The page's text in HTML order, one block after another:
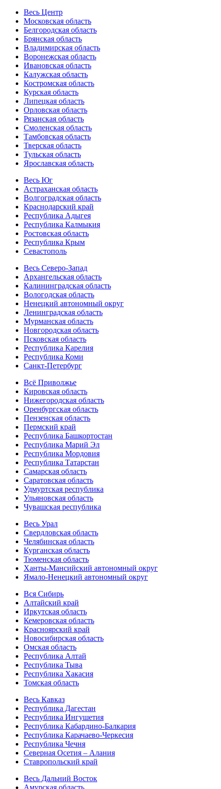
Весь Центр
Московская область
Белгородская область
Брянская область
Владимирская область
Воронежская область
Ивановская область
Калужская область
Костромская область
Курская область
Липецкая область
Орловская область
Рязанская область
Смоленская область
Тамбовская область
Тверская область
Тульская область
Ярославская область
Весь Юг
Астраханская область
Волгоградская область
Краснодарский край
Республика Адыгея
Республика Калмыкия
Ростовская область
Республика Крым
Севастополь
Весь Северо-Запад
Архангельская область
Калининградская область
Вологодская область
Ненецкий автономный округ
Ленинградская область
Мурманская область
Новгородская область
Псковская область
Республика Карелия
Республика Коми
Санкт-Петербург
Всё Приволжье
Кировская область
Нижегородская область
Оренбургская область
Пензенская область
Пермский край
Республика Башкортостан
Республика Марий Эл
Республика Мордовия
Республика Татарстан
Самарская область
Саратовская область
Удмуртская республика
Ульяновская область
Чувашская республика
Весь Урал
Свердловская область
Челябинская область
Курганская область
Тюменская область
Ханты-Мансийский автономный округ
Ямало-Ненецкий автономный округ
Вся Сибирь
Алтайский край
Иркутская область
Кемеровская область
Красноярский край
Новосибирская область
Омская область
Республика Алтай
Республика Тыва
Республика Хакасия
Томская область
Весь Кавказ
Республика Дагестан
Республика Ингушетия
Республика Кабардино-Балкария
Республика Карачаево-Черкесия
Республика Чечня
Северная Осетия – Алания
Ставропольский край
Весь Дальний Восток
Амурская область